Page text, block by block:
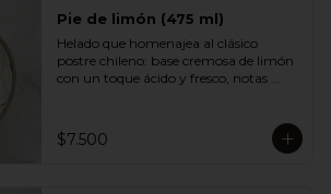
Pie de limón (475 ml)
Helado que homenajea al clásico
postre chileno: base cremosa de limón
con un toque ácido y fresco, notas
Un sabor equilibrado, luminoso y muy
adictivo.
$7.500